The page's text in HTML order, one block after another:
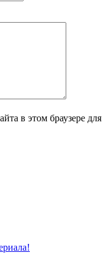
в этом браузере для